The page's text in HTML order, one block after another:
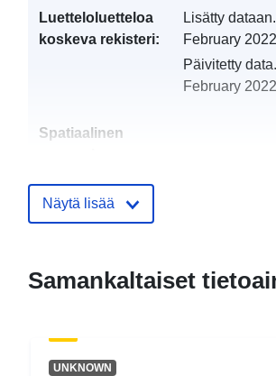
Luetteloluetteloa
koskeva rekisteri:
Lisätty
February 2022
Päivitetty
February 2022
Spatiaalinen
Tunnisteet:
ee35eb34-
Näytä lisää
Samankaltaiset
UNKNOWN